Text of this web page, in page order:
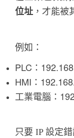
位址 ，才能被
例如：
PLC：
HMI：
工業電腦：
只要 IP 設定